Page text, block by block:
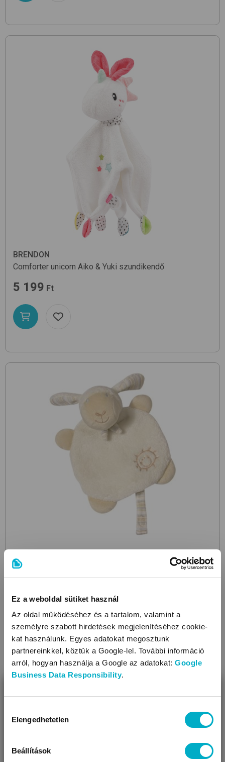
Ez a weboldal sütiket használ
Az oldal működéséhez és a tartalom, valamint a
személyre szabott hirdetések megjelenítéséhez cookie-
kat használunk. Egyes adatokat megosztunk
partnereinkkel, köztük a Google-lel. További információ
arról, hogyan használja a Google az adatokat: Google
Business Data Responsibility.
kiválasztása
Elengedhetetlen
Beállítások
BRENDON
Comforter unicorn Aiko & Yuki szundikendő
5 199 Ft
Cuddle Friend with Pacifier Holder
szundikendő
4 599 Ft
Úgy látjuk, most jársz nálunk először!